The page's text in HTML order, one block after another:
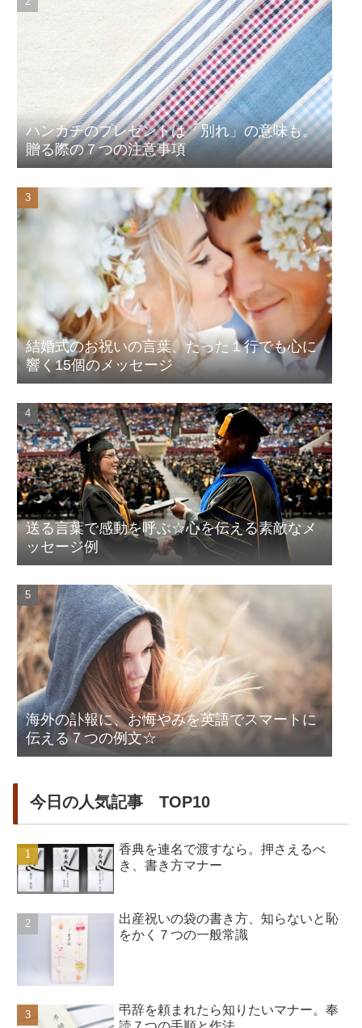
ハンカチのプレゼントは「別れ」の意味も。
贈る際の７つの注意事項
結婚式のお祝いの言葉、たった１行でも心に
響く15個のメッセージ
送る言葉で感動を呼ぶ☆心を伝える素敵なメ
ッセージ例
海外の訃報に、お悔やみを英語でスマートに
伝える７つの例文☆
今日の人気記事 TOP10
香典を連名で渡すなら。押さえるべ
き、書き方マナー
出産祝いの袋の書き方、知らないと恥
をかく７つの一般常識
弔辞を頼まれたら知りたいマナー。奉